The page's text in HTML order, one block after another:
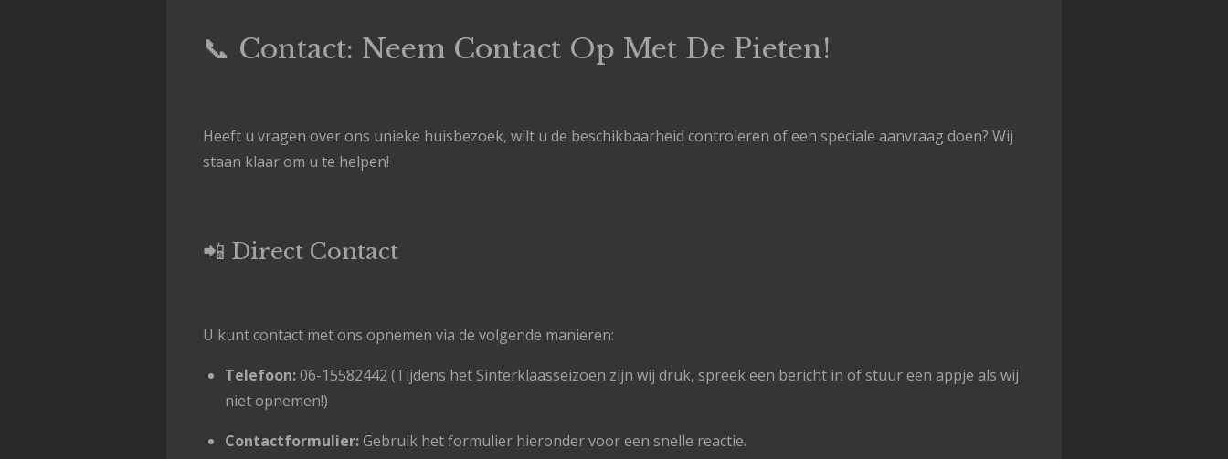
📞 Contact: Neem Contact Op Met De Pieten!
Heeft u vragen over ons unieke huisbezoek, wilt u de beschikbaarheid controleren of een speciale aanvraag doen? Wij
staan klaar om u te helpen!
📲 Direct Contact
U kunt contact met ons opnemen via de volgende manieren:
Telefoon:06-15582442 (Tijdens het Sinterklaasseizoen zijn wij druk, spreek een bericht in of stuur een appje als wij
niet opnemen!)
Contactformulier:Gebruik het formulier hieronder voor een snelle reactie.